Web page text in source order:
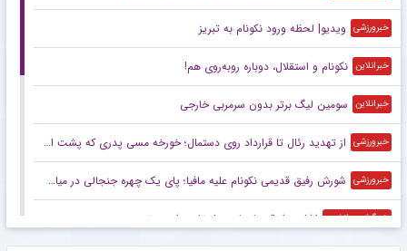
خبرورزشی ویدیو| لحظه ورود نکونام به تبریز
خبرانلاین نکونام و استقلال، دوباره روبه‌روی هم!
خبرانلاین سومین لیگ برتر بدون سرمربی خارجی
خبرورزشی از تهدید رئال تا قرارداد روی دستمال؛ خورخه مسی پدری که پشت افسانه لیونل مسی ایستاد
خبرورزشی شورش رفیق قدیمی نکونام علیه مافیا؛ پای یک چهره جنجالی در میان است!
خبرگزاری دانشجو اشلوت از قهرمان لیورپول تا بحران بی‌تیمی